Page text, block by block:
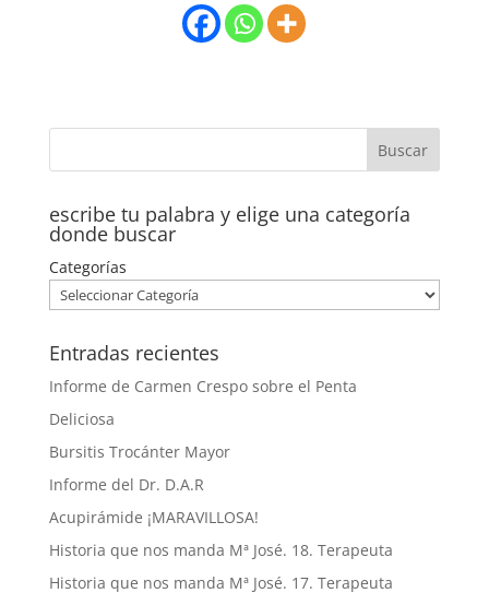
escribe tu palabra y elige una categoría
donde buscar
Categorías
Entradas recientes
Informe de Carmen Crespo sobre el Penta
Deliciosa
Bursitis Trocánter Mayor
Informe del Dr. D.A.R
Acupirámide ¡MARAVILLOSA!
Historia que nos manda Mª José. 18. Terapeuta
Historia que nos manda Mª José. 17. Terapeuta